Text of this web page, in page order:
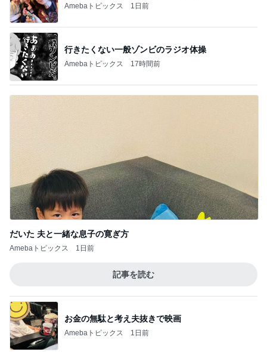
Amebaトピックス 1日前
行きたくない一般ゾンビのラジオ体操
Amebaトピックス 17時間前
だいた 夫と一緒な息子の寛ぎ方
Amebaトピックス 1日前
記事を読む
お金の無駄と考え夫抜きで映画
Amebaトピックス 1日前